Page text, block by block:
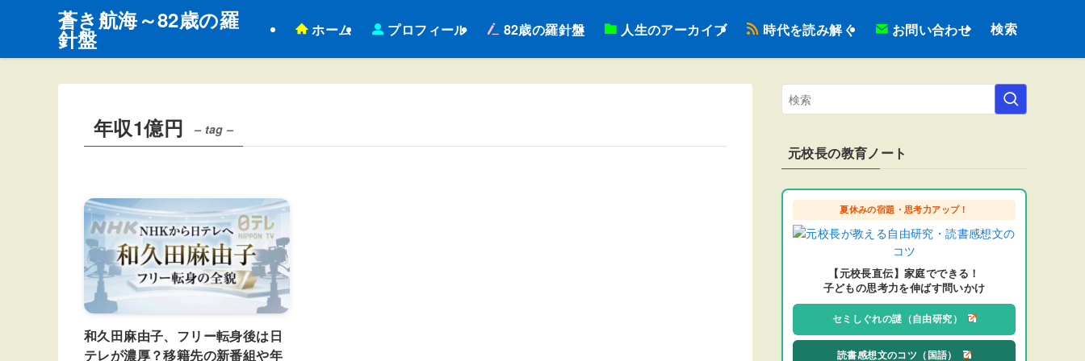
蒼き航海～82歳の羅
針盤 ホーム プロフィール 82歳の羅針盤 人生のアーカイブ 時代を読み解く お問い合わせ 検索
年収1億円 – tag –
和久田麻由子、フリー転身後は日
テレが濃厚？移籍先の新番組や年
元校長の教育ノート
夏休みの宿題・思考力アップ！
【元校長直伝】家庭でできる！
子どもの思考力を伸ばす問いかけ
セミしぐれの謎（自由研究）
読書感想文のコツ（国語）